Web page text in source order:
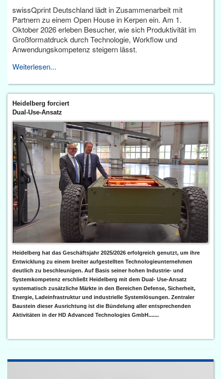
swissQprint Deutschland lädt in Zusammenarbeit mit
Partnern zu einem Open House in Kerpen ein. Am 1.
Oktober 2026 erleben Besucher, wie sich Produktivität im
Großformatdruck durch Technologie, Workflow und
Anwendungskompetenz steigern lässt.
Weiterlesen...
Heidelberg forciert
Dual-Use-Ansatz
Heidelberg hat das Geschäftsjahr 2025/2026 erfolgreich genutzt, um ihre
Entwicklung zu einem breiter aufgestellten Technologieunternehmen
deutlich zu beschleunigen. Auf Basis seiner hohen Industrie- und
Systemkompetenz erschließt Heidelberg mit dem Dual- Use-Ansatz
systematisch zusätzliche Märkte in den Bereichen Defense, Sicherheit,
Energie, Ladeinfrastruktur und industrielle Systemlösungen. Zentraler
Baustein dieser Ausrichtung ist die Bündelung aller entsprechenden
Aktivitäten in der HD Advanced Technologies GmbH.......